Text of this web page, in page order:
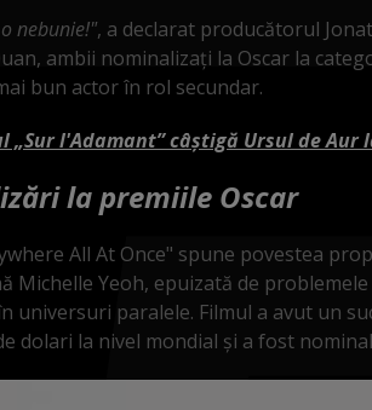
nebunie!", a declarat producătorul
ambii nominalizaţi la Oscar la
bun actor în rol secundar.
„Sur l'Adamant” câștigă Ursul de Aur
la premiile Oscar
All At Once" spune povestea
Michelle Yeoh, epuizată de
universuri paralele. Filmul a avut un
dolari la nivel mondial şi a fost